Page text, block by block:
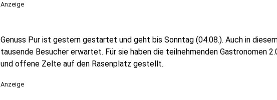
Anzeige
Genuss Pur ist gestern gestartet und geht bis Sonntag (04.08.). Auch in
tausende Besucher erwartet. Für sie haben die teilnehmenden Gastronomen
und offene Zelte auf den Rasenplatz gestellt.
Anzeige